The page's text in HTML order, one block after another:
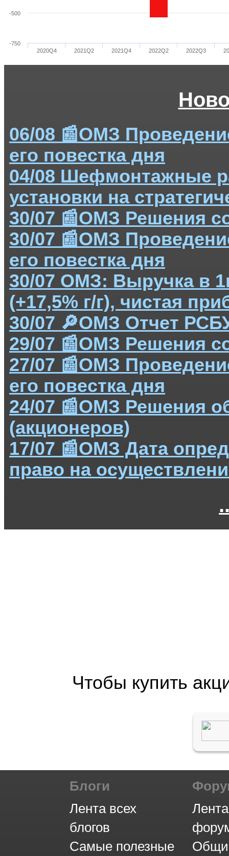
2020Q4 2021Q2 2021Q4 2022Q2 2022Q3
-750
-500
06/08 📰ОМЗ
его повестка дня
04/08 Шефмонтажные
установки на
30/07 📰ОМЗ Решения
30/07 📰ОМЗ
его повестка дня
30/07 ОМЗ: Выручка в
(+17,5% г/г), чистая
30/07 🔎ОМЗ Отчет
29/07 📰ОМЗ Решения
27/07 📰ОМЗ
его повестка дня
24/07 📰ОМЗ Решения
(акционеров)
17/07 📰ОМЗ Дата
право на
Чтобы купить
Блоги
Лента всех
блогов
Самые полезные